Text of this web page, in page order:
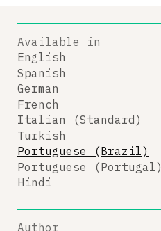
Available in
English
Spanish
German
French
Italian (Standard)
Turkish
Portuguese (Brazil)
Portuguese (Portugal)
Hindi
Author